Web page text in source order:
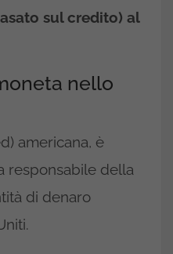
sul credito) al
nello
americana, è
responsabile della
di denaro